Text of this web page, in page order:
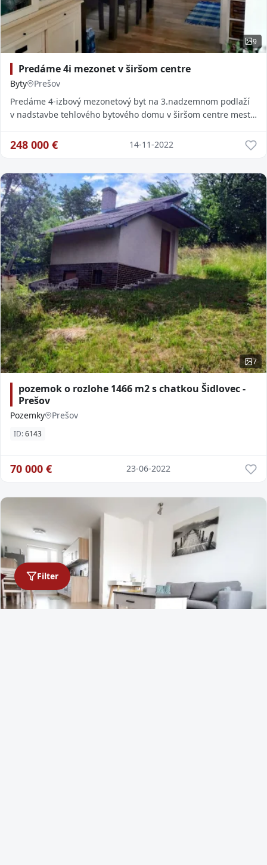
9
Predáme 4i mezonet v širšom centre
Byty
Prešov
Predáme 4-izbový mezonetový byt na 3.nadzemnom podlaží
v nadstavbe tehlového bytového domu v širšom centre mesta
248 000 € 14-11-2022
7
pozemok o rozlohe 1466 m2 s chatkou Šidlovec -
Prešov
Pozemky Prešov
ID:6143
70 000 € 23-06-2022
Filter